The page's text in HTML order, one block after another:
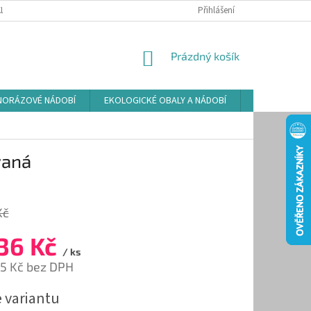
ŘÁD ZÁSADY POUŽÍVÁNÍ SOUBORŮ COOKIES
Přihlášení
NÁKUPNÍ
Prázdný košík
NÁDOBÍ EKOLOGICKÉ OBALY A NÁDOBÍ
Kč / ks
Kč bez DPH
variantu